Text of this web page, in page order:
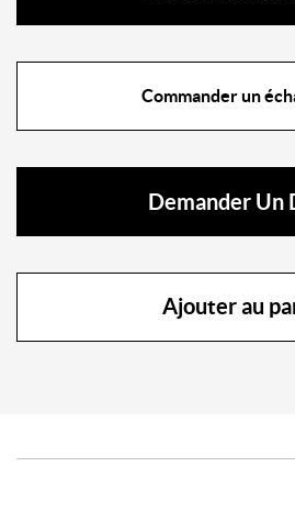
Commander un
Demander Un
Ajouter au